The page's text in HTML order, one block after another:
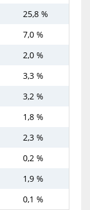
25,8 %
7,0 %
2,0 %
3,3 %
3,2 %
1,8 %
2,3 %
0,2 %
1,9 %
0,1 %